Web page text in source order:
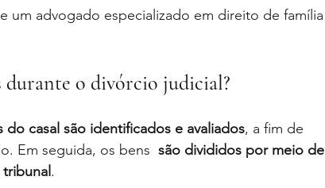
um advogado especializado em direito de família
durante o divórcio judicial?
casal são identificados e avaliados, a fim de
Em seguida, os bens são divididos por meio de
.